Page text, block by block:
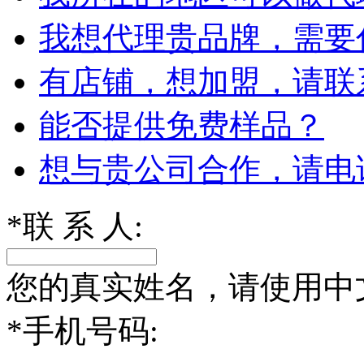
我想代理贵品牌，需
有店铺，想加盟，请
能否提供免费样品？
想与贵公司合作，请
*联 系 人:
您的真实姓名，请使用中
*手机号码: